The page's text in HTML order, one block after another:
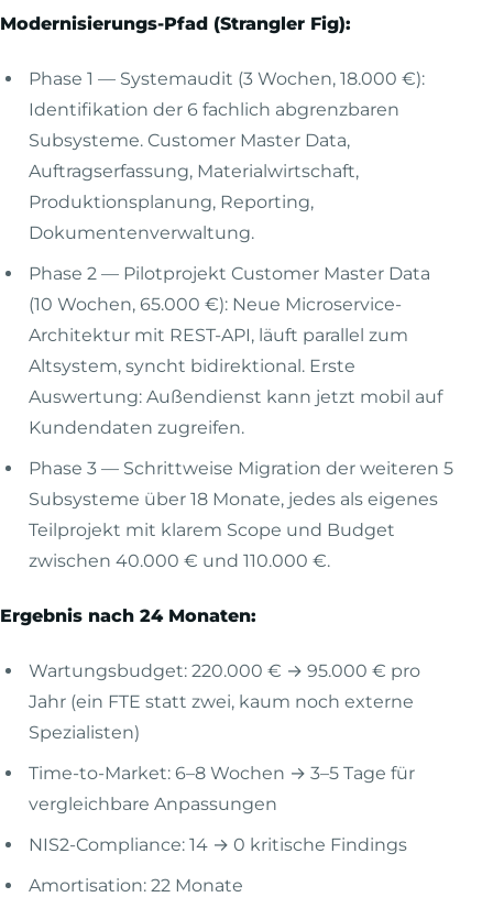
Modernisierungs-Pfad (Strangler Fig):
Phase 1 — Systemaudit (3 Wochen, 18.000 €):
Identifikation der 6 fachlich abgrenzbaren
Subsysteme. Customer Master Data,
Auftragserfassung, Materialwirtschaft,
Produktionsplanung, Reporting,
Dokumentenverwaltung.
Phase 2 — Pilotprojekt Customer Master Data
(10 Wochen, 65.000 €): Neue Microservice-
Architektur mit REST-API, läuft parallel zum
Altsystem, syncht bidirektional. Erste
Auswertung: Außendienst kann jetzt mobil auf
Kundendaten zugreifen.
Phase 3 — Schrittweise Migration der weiteren 5
Subsysteme über 18 Monate, jedes als eigenes
Teilprojekt mit klarem Scope und Budget
zwischen 40.000 € und 110.000 €.
Ergebnis nach 24 Monaten:
Wartungsbudget: 220.000 € → 95.000 € pro
Jahr (ein FTE statt zwei, kaum noch externe
Spezialisten)
Time-to-Market: 6–8 Wochen → 3–5 Tage für
vergleichbare Anpassungen
NIS2-Compliance: 14 → 0 kritische Findings
Amortisation: 22 Monate